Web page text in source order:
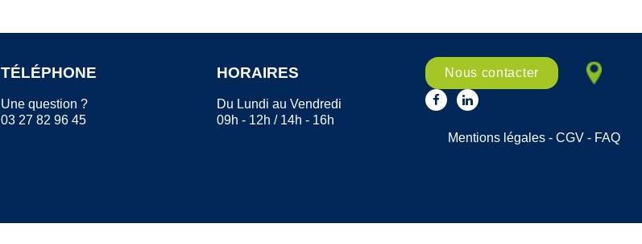
TÉLÉPHONE
Une question ?
03 27 82 96 45
HORAIRES
Du Lundi au Vendredi
09h - 12h / 14h - 16h
Nous contacter
Mentions légales- CGV- FAQ